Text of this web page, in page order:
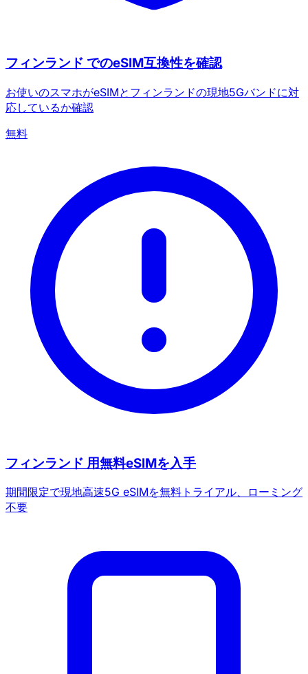
フィンランド でのeSIM互換性を確認
お使いのスマホがeSIMとフィンランドの現地5Gバンドに対
応しているか確認
無料
フィンランド 用無料eSIMを入手
期間限定で現地高速5G eSIMを無料トライアル、ローミング
不要